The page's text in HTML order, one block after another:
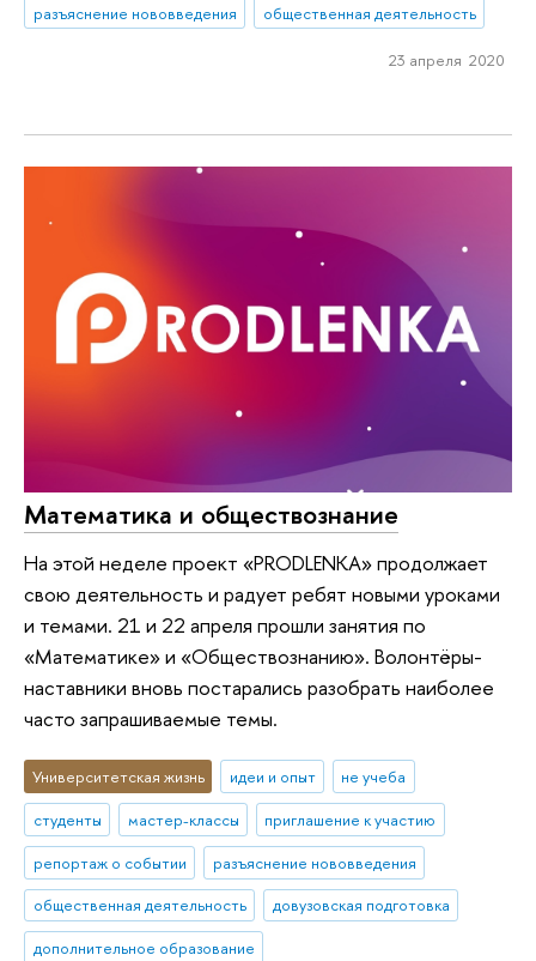
разъяснение нововведения общественная деятельность
23 апреля 2020
Математика и обществознание
На этой неделе проект «PRODLENKA» продолжает
свою деятельность и радует ребят новыми уроками
и темами. 21 и 22 апреля прошли занятия по
«Математике» и «Обществознанию». Волонтёры-
наставники вновь постарались разобрать наиболее
часто запрашиваемые темы.
Университетская жизнь идеи и опыт
не учеба
студенты
мастер-классы
приглашение к участию
репортаж о событии
разъяснение нововведения
общественная деятельность
довузовская подготовка
дополнительное образование